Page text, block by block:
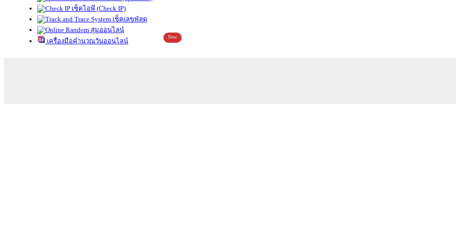
เช็คไอพี (Check IP)
เช็คเลขพัสดุ
สุ่มออนไลน์
เครื่องมือคำนวณวันออนไลน์
New